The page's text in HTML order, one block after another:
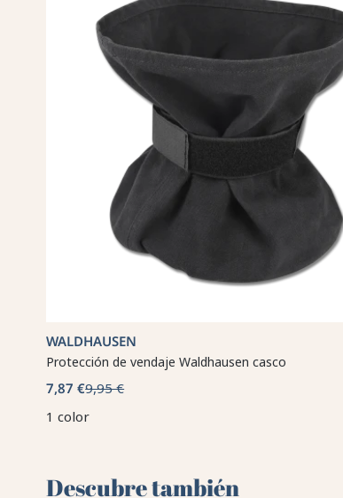
WALDHAUSEN
Protección de vendaje Waldhausen casco
7,87 €9,95 €
1 color
Descubre también 🌻